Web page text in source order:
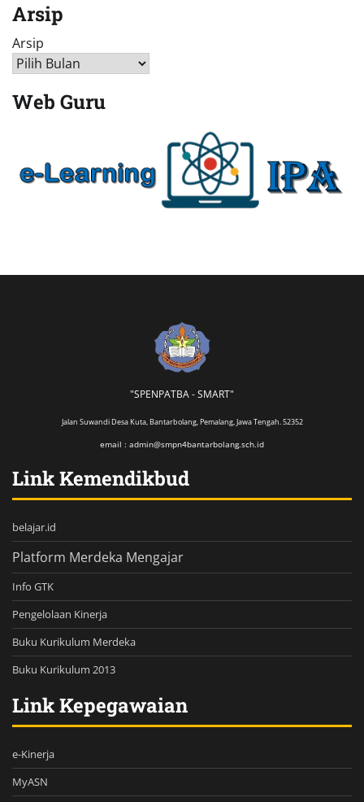
Arsip
Arsip
Web Guru
"SPENPATBA - SMART"
Jalan Suwandi Desa Kuta, Bantarbolang, Pemalang, Jawa Tengah. 52352
email : admin@smpn4bantarbolang.sch.id
Link Kemendikbud
belajar.id
Platform Merdeka Mengajar
Info GTK
Pengelolaan Kinerja
Buku Kurikulum Merdeka
Buku Kurikulum 2013
Link Kepegawaian
e-Kinerja
MyASN